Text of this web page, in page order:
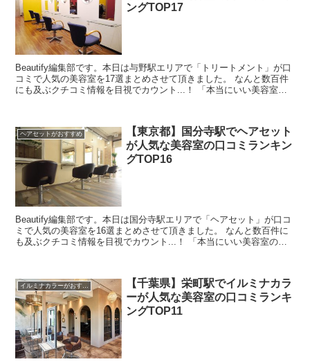
ングTOP17
Beautify編集部です。本日は与野駅エリアで「トリートメント」が口
コミで人気の美容室を17選まとめさせて頂きました。 なんと数百件
にも及ぶクチコミ情報を目視でカウント...！ 「本当にいい美容室の
ヘアセットがおすすめ
【東京都】国分寺駅でヘアセット
が人気な美容室の口コミランキン
グTOP16
Beautify編集部です。本日は国分寺駅エリアで「ヘアセット」が口コ
ミで人気の美容室を16選まとめさせて頂きました。 なんと数百件に
も及ぶクチコミ情報を目視でカウント...！ 「本当にいい美容室の口
【千葉県】栄町駅でイルミナカラ
ーが人気な美容室の口コミランキ
ングTOP11